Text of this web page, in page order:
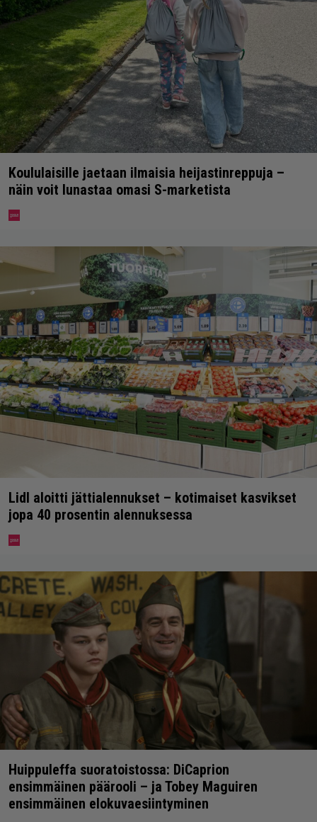
Koululaisille jaetaan ilmaisia heijastinreppuja –
näin voit lunastaa omasi S-marketista
Lidl aloitti jättialennukset – kotimaiset kasvikset
jopa 40 prosentin alennuksessa
Huippuleffa suoratoistossa: DiCaprion
ensimmäinen päärooli – ja Tobey Maguiren
ensimmäinen elokuvaesiintyminen